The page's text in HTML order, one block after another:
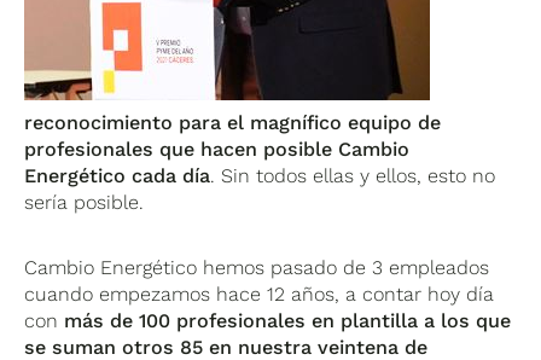
reconocimiento para el magnífico equipo de
profesionales que hacen posible Cambio
Energético cada día. Sin todos ellas y ellos, esto no
sería posible.
Cambio Energético hemos pasado de 3 empleados
cuando empezamos hace 12 años, a contar hoy día
con más de 100 profesionales en plantilla a los que
se suman otros 85 en nuestra veintena de